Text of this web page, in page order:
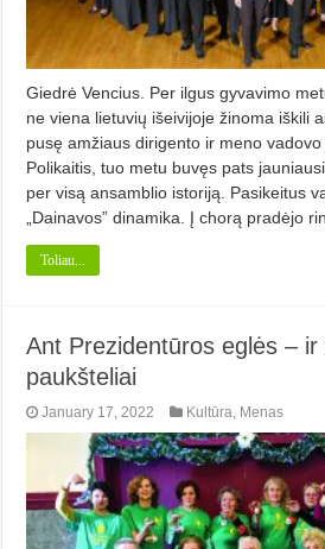
Giedrė Vencius. Per ilgus gyvavimo
ne viena lietuvių išei­vijoje žinoma iškili
pusę amžiaus dirigento ir meno
Po­likaitis, tuo metu buvęs pats
per visą ansamblio istoriją. Pasikeitus
„Dainavos” dinamika. Į chorą pradėjo
Toliau...
Ant Prezidentūros eglės – ir
paukšteliai
January 17, 2022 Kultūra Menas